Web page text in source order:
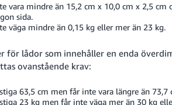
vara mindre än 15,2 cm x 10,0 cm x 2,5 cm
sida.
väga mindre än 0,15 kg eller mer än 23 kg.
för lådor som innehåller en enda
ovanstående krav:
63,5 cm men får inte vara längre än 73,7
23 kg men får inte väga mer än 30 kg